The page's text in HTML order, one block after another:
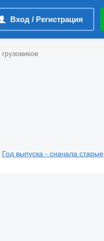
Вход / Регистрация
Год выпуска - сначала старые